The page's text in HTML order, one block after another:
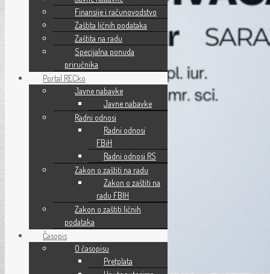
Finansije i računovodstvo
Zaštita ličnih podataka
Zaštita na radu
Specijalna ponuda
priručnika
Portal RECko
Javne nabavke
Javne nabavke
Radni odnosi
Radni odnosi
FBiH
Radni odnosi RS
Zakon o zaštiti na radu
Zakon o zaštiti na
radu FBIH
Zakon o zaštiti ličnih
podataka
Časopis
O časopisu
Pretplata